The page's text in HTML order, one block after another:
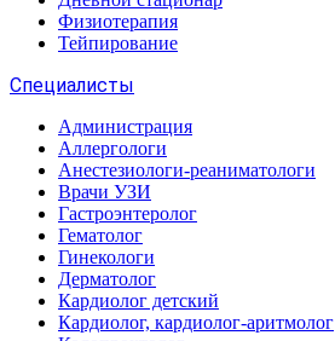
Физиотерапия
Тейпирование
Специалисты
Администрация
Аллергологи
Анестезиологи-реаниматологи
Врачи УЗИ
Гастроэнтеролог
Гематолог
Гинекологи
Дерматолог
Кардиолог детский
Кардиолог, кардиолог-аритмолог